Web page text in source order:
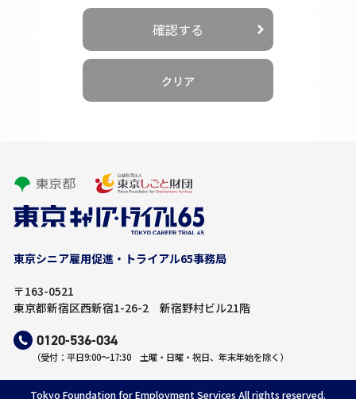
めに、以下の利用目的において必要な範囲で利用します。
本事業の利用者に対する適切なサポート実施のため
ため
３ 個人情報の返却、削除
当社がお預かりした個人情報は返却いたしません。当社の責
判断した場合は、一定期間経過後、削除することがありま
す。
４ 個人情報の第三者への提供について
確認する
東京シニア雇⽤促進‧トライアル65事務局
〒163-0521
東京都新宿区西新宿1-26-2 新宿野村ビル21階
0120-536-034
（受付：平日9:00～17:30 土曜・日曜・祝日、年末年始を除く）
Tokyo Foundation for Employment Services All rights reserved.